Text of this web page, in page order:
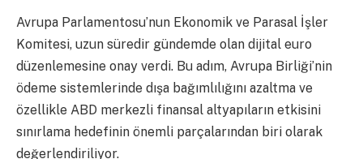
Avrupa Parlamentosu’nun Ekonomik ve Parasal İşler
Komitesi, uzun süredir gündemde olan dijital euro
düzenlemesine onay verdi. Bu adım, Avrupa Birliği’nin
ödeme sistemlerinde dışa bağımlılığını azaltma ve
özellikle ABD merkezli finansal altyapıların etkisini
sınırlama hedefinin önemli parçalarından biri olarak
değerlendiriliyor.